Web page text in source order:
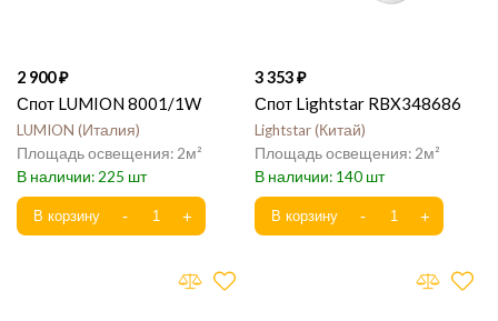
2 900
Спот LUMION 8001/1W
LUMION Италия
2
225
3 353
Спот Lightstar RBX348686
Lightstar Китай
2
140